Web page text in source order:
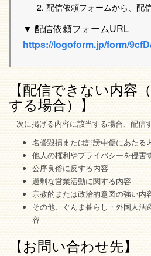
配信依頼フォームから、配
▼ 配信依頼フォームURL
https://logoform.jp/form/
【配信できない内容
する場合）】
次に掲げる内容に該当する場合、配信
名誉毀損または誹謗中傷にあたる
他人の権利やプライバシーを侵害
公序良俗に反する内容
過剰な営業活動に関する内容
宗教的または政治的意図の強い内
その他、ぐんま暮らし・外国人活
容
【お問い合わせ先】